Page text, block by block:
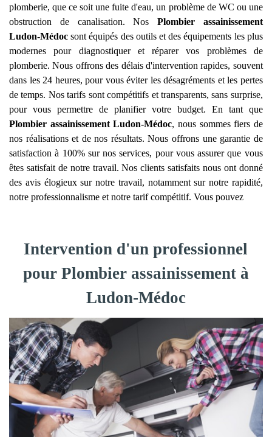
plomberie, que ce soit une fuite d'eau, un problème de WC ou une
obstruction de canalisation. Nos Plombier assainissement
Ludon-Médoc sont équipés des outils et des équipements les plus
modernes pour diagnostiquer et réparer vos problèmes de
plomberie. Nous offrons des délais d'intervention rapides, souvent
dans les 24 heures, pour vous éviter les désagréments et les pertes
de temps. Nos tarifs sont compétitifs et transparents, sans surprise,
pour vous permettre de planifier votre budget. En tant que
Plombier assainissement Ludon-Médoc, nous sommes fiers de
nos réalisations et de nos résultats. Nous offrons une garantie de
satisfaction à 100% sur nos services, pour vous assurer que vous
êtes satisfait de notre travail. Nos clients satisfaits nous ont donné
des avis élogieux sur notre travail, notamment sur notre rapidité,
notre professionnalisme et notre tarif compétitif. Vous pouvez
Intervention d'un professionnel
pour Plombier assainissement à
Ludon-Médoc